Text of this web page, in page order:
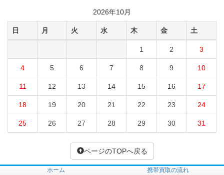
2026年10月
日 月 火 水 木 金 土
1 2 3
4 5 6 7 8 9 10
11 12 13 14 15 16 17
18 19 20 21 22 23 24
25 26 27 28 29 30 31
ページのTOPへ戻る
ホーム
携帯買取の流れ